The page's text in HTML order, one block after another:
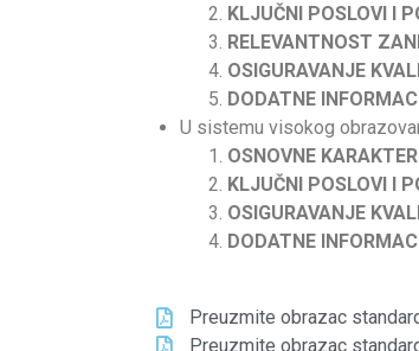
KLJUČNI POSLOVI I
RELEVANTNOST
OSIGURAVANJE
DODATNE
U sistemu visokog
OSNOVNE
KLJUČNI POSLOVI I
OSIGURAVANJE
DODATNE
Preuzmite obrazac
Preuzmite obrazac